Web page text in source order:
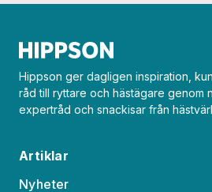
Hippson ger dagligen inspiration,
råd till ryttare och hästägare genom
expertråd och snackisar från
Artiklar
Nyheter